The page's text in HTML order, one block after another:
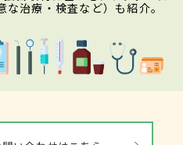
治療・検査など）も紹介。